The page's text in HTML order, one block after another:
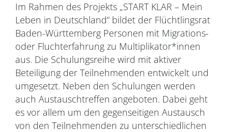
Im Rahmen des Projekts „START KLAR – Mein
Leben in Deutschland“ bildet der Flüchtlingsrat
Baden-Württemberg Personen mit Migrations-
oder Fluchterfahrung zu Multiplikator*innen
aus. Die Schulungsreihe wird mit aktiver
Beteiligung der Teilnehmenden entwickelt und
umgesetzt. Neben den Schulungen werden
auch Austauschtreffen angeboten. Dabei geht
es vor allem um den gegenseitigen Austausch
von den Teilnehmenden zu unterschiedlichen